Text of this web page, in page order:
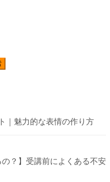
｜魅力的な表情の作り方
の？】受講前によくある不安